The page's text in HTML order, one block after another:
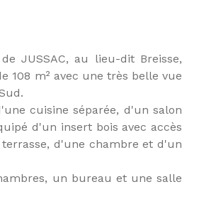
JUSSAC, au lieu-dit Breisse,
108 m² avec une très belle vue
cuisine séparée, d'un salon
d'un insert bois avec accès
d'une chambre et d'un
un bureau et une salle